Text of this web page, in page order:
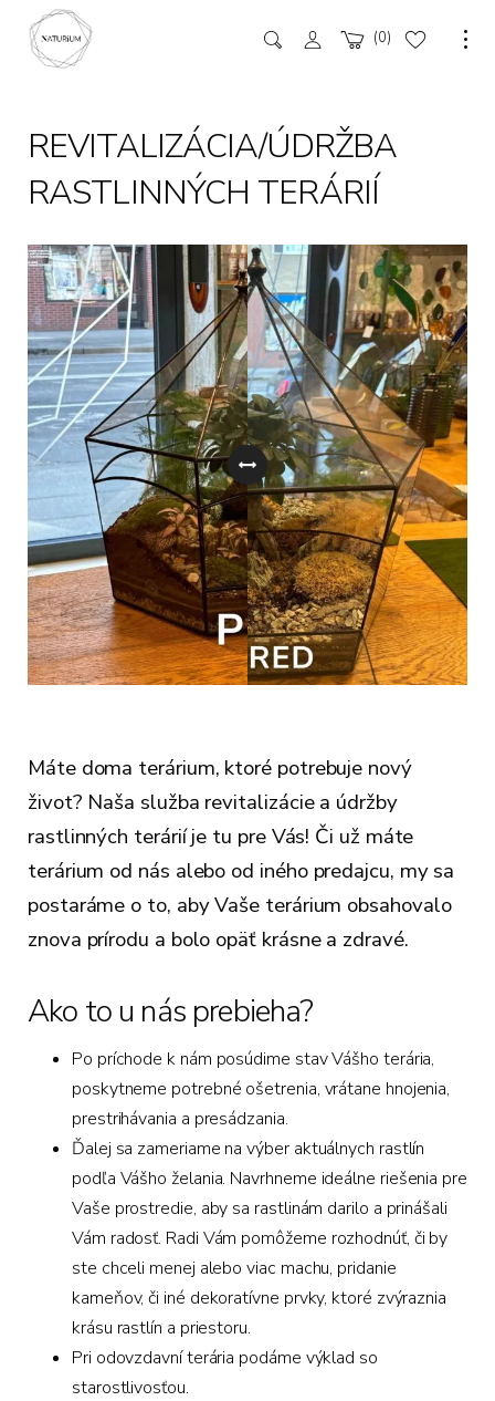
0
REVITALIZÁCIA/ÚDRŽBA
RASTLINNÝCH TERÁRIÍ
Máte doma terárium, ktoré potrebuje nový
život? Naša služba revitalizácie a údržby
rastlinných terárií je tu pre Vás! Či už máte
terárium od nás alebo od iného predajcu, my sa
postaráme o to, aby Vaše terárium obsahovalo
znova prírodu a bolo opäť krásne a zdravé.
Ako to u nás prebieha?
Po príchode k nám posúdime stav Vášho terária,
poskytneme potrebné ošetrenia, vrátane hnojenia,
prestrihávania a presádzania.
Ďalej sa zameriame na výber aktuálnych rastlín
podľa Vášho želania. Navrhneme ideálne riešenia pre
Vaše prostredie, aby sa rastlinám darilo a prinášali
Vám radosť. Radi Vám pomôžeme rozhodnúť, či by
ste chceli menej alebo viac machu, pridanie
kameňov, či iné dekoratívne prvky, ktoré zvýraznia
krásu rastlín a priestoru.
Pri odovzdavní terária podáme výklad so
starostlivosťou.